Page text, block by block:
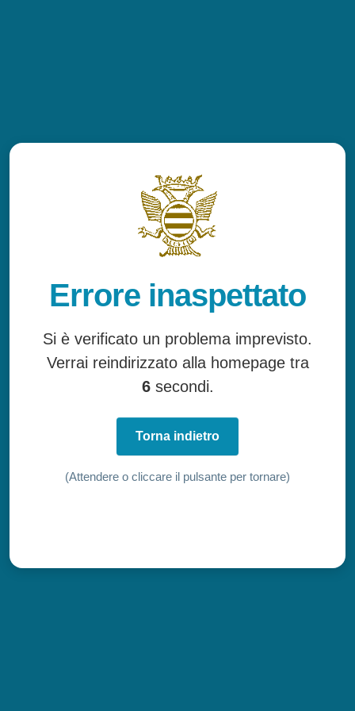
Errore inaspettato
Si è verificato un problema imprevisto.
Verrai reindirizzato alla homepage tra
6secondi.
Torna indietro
(Attendere o cliccare il pulsante per tornare)